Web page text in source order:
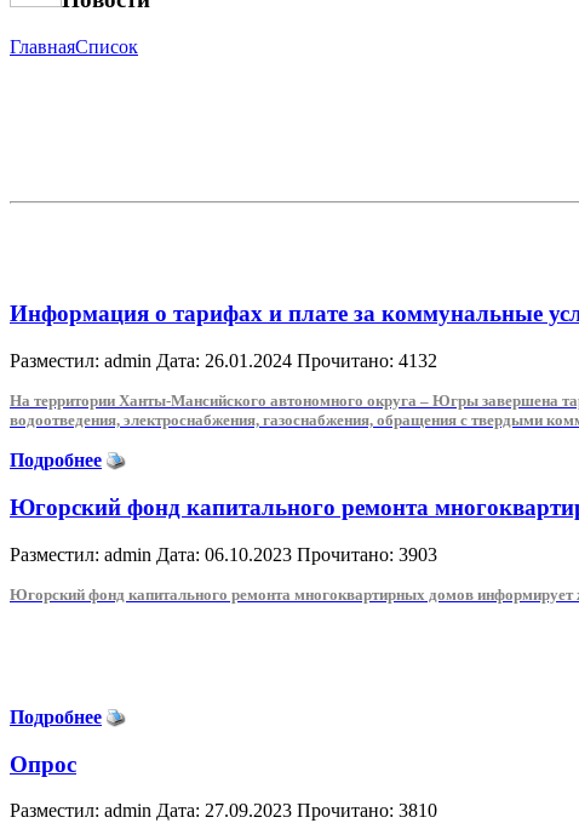
ГлавнаяСписок
Информация о тарифах и плате за коммунальные
Разместил: admin Дата: 26.01.2024 Прочитано: 4132
На территории Ханты-Мансийского автономного округа – Югры завершена
водоотведения, электроснабжения, газоснабжения, обращения с твердыми
Подробнее
Югорский фонд капитального ремонта
Разместил: admin Дата: 06.10.2023 Прочитано: 3903
Югорский фонд капитального ремонта многоквартирных домов информирует
Подробнее
Опрос
Разместил: admin Дата: 27.09.2023 Прочитано: 3810